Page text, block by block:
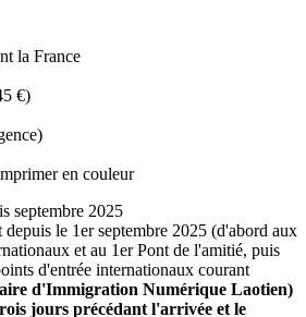
la France
€)
en couleur
septembre 2025
le 1er septembre 2025 (d'abord aux
et au 1er Pont de l'amitié, puis
d'entrée internationaux courant
d'Immigration Numérique Laotien)
jours précédant l'arrivée et le